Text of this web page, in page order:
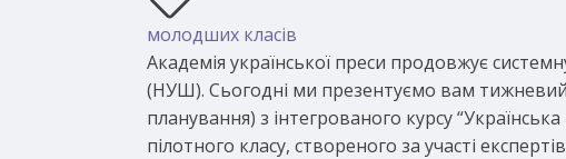
молодших класів
Академія української преси продовжує
(НУШ). Сьогодні ми презентуємо вам
планування) з інтегрованого курсу
пілотного класу, створеного за участі